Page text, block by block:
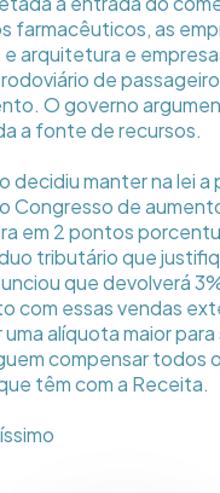
farmacêuticos, as
e arquitetura e
de
O governo
a fonte de recursos.
decidiu manter na lei a
Congresso de
em 2 pontos
tributário que
que devolverá
com essas vendas
alíquota maior
compensar todos
têm com a Receita.